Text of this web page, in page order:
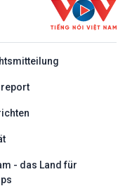
- das Land für